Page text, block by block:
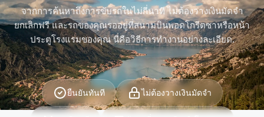
จากการค้นหาถึงการขับรถในไม่กี่นาที ไม่ต้องวางเงินมัดจำ
ยกเลิกฟรี และรถของคุณรออยู่ที่สนามบินพอดโกรีตซาหรือหน้า
ประตูโรงแรมของคุณ นี่คือวิธีการทำงานอย่างละเอียด.
ยืนยันทันที ไม่ต้องวางเงินมัดจำ